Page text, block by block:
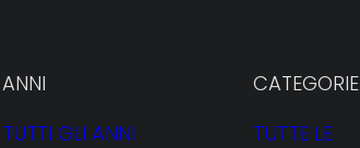
ANNI
TUTTI GLI ANNI
CATEGORIE
TUTTE LE